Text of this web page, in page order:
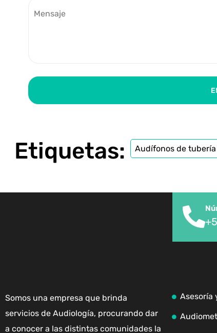
Etiquetas: Audífonos de
Somos una empresa que brinda
servicios de Audiología, procurando dar
a conocer a las distintas comunidades la
Asesoría